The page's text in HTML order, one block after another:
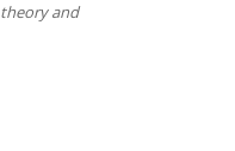
theory and